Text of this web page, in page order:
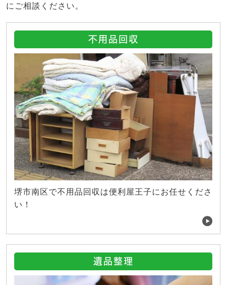
にご相談ください。
不用品回収
堺市南区で不用品回収は便利屋王子にお任せくださ
い！
遺品整理